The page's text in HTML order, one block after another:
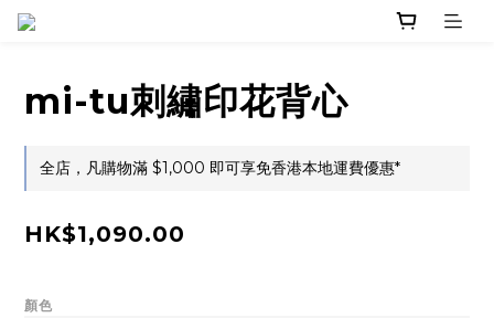
mi-tu刺繡印花背心
全店，凡購物滿 $1,000 即可享免香港本地運費優惠*
HK$1,090.00
顏色